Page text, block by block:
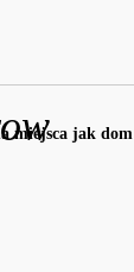
miejsca jak dom